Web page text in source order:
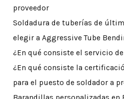
proveedor
Soldadura de tuberías de
elegir a Aggressive Tube
¿En qué consiste el servicio
¿En qué consiste la
para el puesto de soldador a